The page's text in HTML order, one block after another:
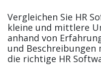
Vergleichen Sie HR
kleine und mittlere
anhand von
und Beschreibungen
die richtige HR